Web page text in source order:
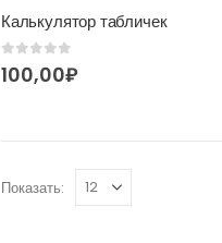
Калькулятор табличек
0из 5
100,00₽
Показать: